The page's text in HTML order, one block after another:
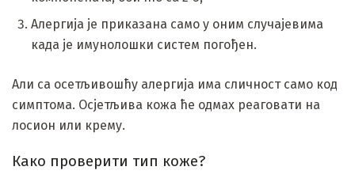
Алергија је приказана само у оним случајевима
када је имунолошки систем погођен.
Али са осетљивошћу алергија има сличност само код
симптома. Осјетљива кожа ће одмах реаговати на
лосион или крему.
Како проверити тип коже?